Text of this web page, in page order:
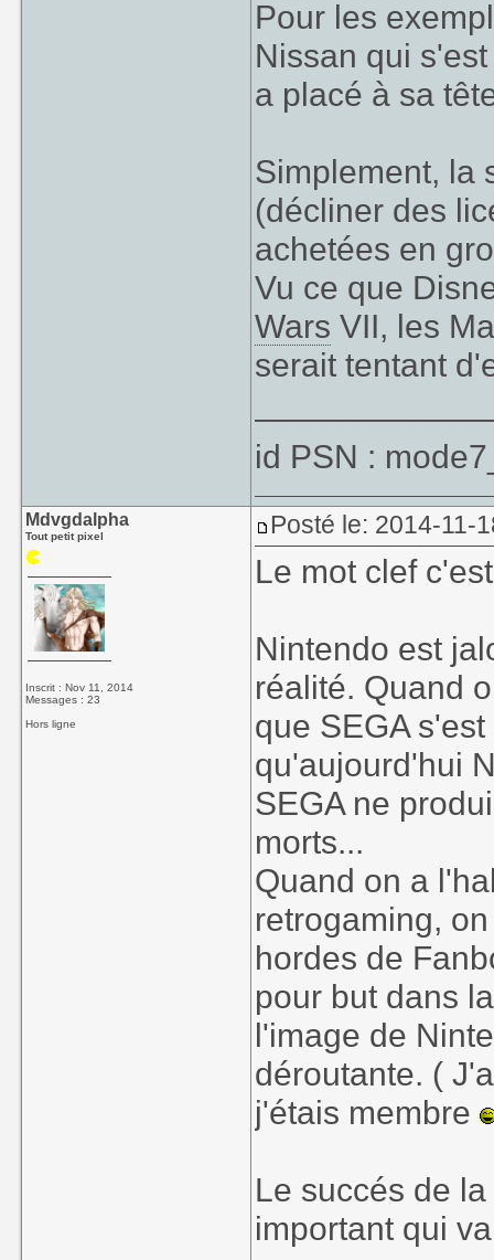
Pour les
Nissan qui
a placé à sa
Simplement, la
(décliner des
achetées en
Vu ce que
Wars VII, les
serait tentant
id PSN :
Mdvgdalpha
Tout petit pixel
Inscrit : Nov 11, 2014
Messages : 23
Hors ligne
Posté le: 2014-11-
Le mot clef
Nintendo est
réalité. Quand
que SEGA
qu'aujourd'hui
SEGA ne
morts...
Quand on a
retrogaming,
hordes de
pour but dans
l'image de
déroutante. (
j'étais membre
Le succés de
important qui